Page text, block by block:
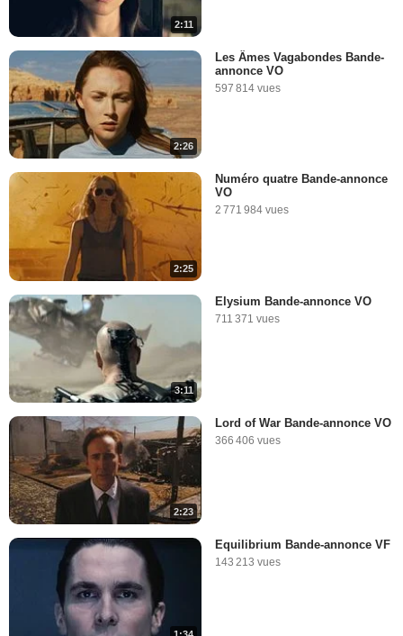
2:11
2:26
Les Âmes Vagabondes Bande-
annonce VO
597 814 vues
2:25
Numéro quatre Bande-annonce
VO
2 771 984 vues
3:11
Elysium Bande-annonce VO
711 371 vues
2:23
Lord of War Bande-annonce VO
366 406 vues
Equilibrium Bande-annonce VF
143 213 vues